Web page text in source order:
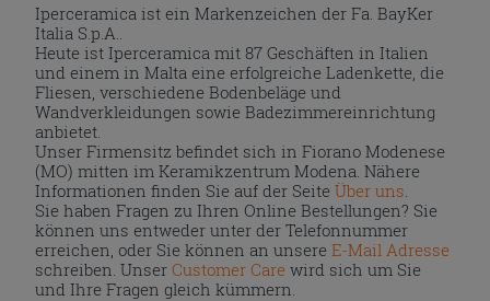
Iperceramica ist ein Markenzeichen der Fa. BayKer
Italia S.p.A..
Heute ist Iperceramica mit 87 Geschäften in Italien
und einem in Malta eine erfolgreiche Ladenkette, die
Fliesen, verschiedene Bodenbeläge und
Wandverkleidungen sowie Badezimmereinrichtung
anbietet.
Unser Firmensitz befindet sich in Fiorano Modenese
(MO) mitten im Keramikzentrum Modena. Nähere
Informationen finden Sie auf der Seite Über uns
Sie haben Fragen zu Ihren Online Bestellungen? Sie
können uns entweder unter der Telefonnummer
erreichen, oder Sie können an unsereE-Mail Adresse
schreiben. UnserCustomer Care wird sich um Sie
und Ihre Fragen gleich kümmern.